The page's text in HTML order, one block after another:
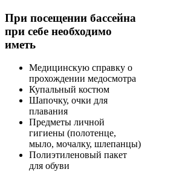
При посещении бассейна
при себе необходимо
иметь
Медицинскую справку о
прохождении медосмотра
Купальный костюм
Шапочку, очки для
плавания
Предметы личной
гигиены (полотенце,
мыло, мочалку, шлепанцы)
Полиэтиленовый пакет
для обуви